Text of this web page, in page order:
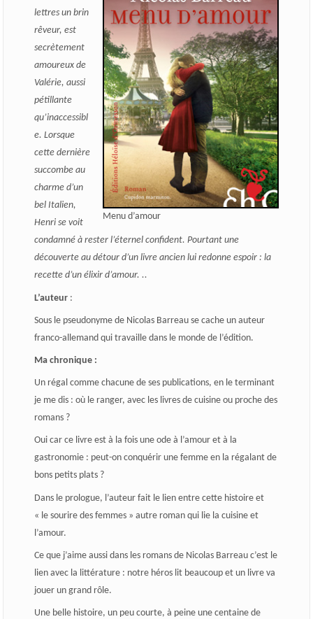
Menu d’amour
lettres un brin
rêveur, est
secrètement
amoureux de
Valérie, aussi
pétillante
qu’inaccessibl
e. Lorsque
cette dernière
succombe au
charme d’un
bel Italien,
Henri se voit
condamné à rester l’éternel confident. Pourtant une
découverte au détour d’un livre ancien lui redonne espoir : la
recette d’un élixir d’amour. ..
L’auteur:
Sous le pseudonyme de Nicolas Barreau se cache un auteur
franco-allemand qui travaille dans le monde de l’édition.
Ma chronique :
Un régal comme chacune de ses publications, en le terminant
je me dis : où le ranger, avec les livres de cuisine ou proche des
romans ?
Oui car ce livre est à la fois une ode à l’amour et à la
gastronomie : peut-on conquérir une femme en la régalant de
bons petits plats ?
Dans le prologue, l’auteur fait le lien entre cette histoire et
« le sourire des femmes » autre roman qui lie la cuisine et
l’amour.
Ce que j’aime aussi dans les romans de Nicolas Barreau c’est le
lien avec la littérature : notre héros lit beaucoup et un livre va
jouer un grand rôle.
Une belle histoire, un peu courte, à peine une centaine de